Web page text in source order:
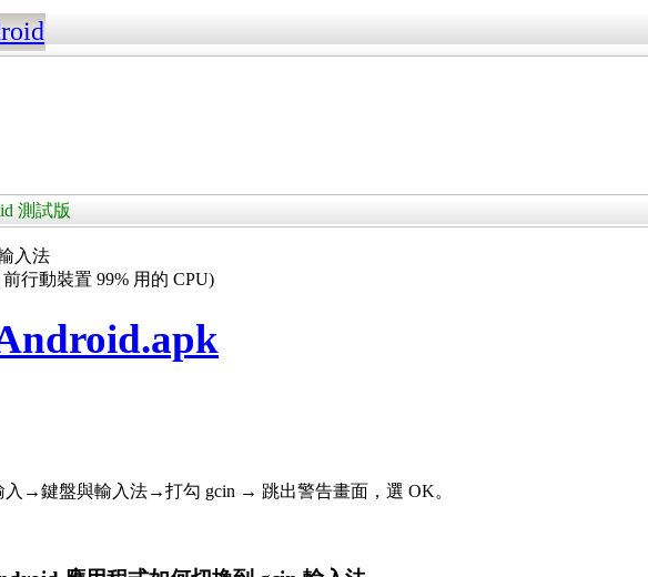
測試版
入法
行動裝置 99% 用的 CPU)
→鍵盤與輸入法→打勾 gcin → 跳出警告畫面，選 OK。